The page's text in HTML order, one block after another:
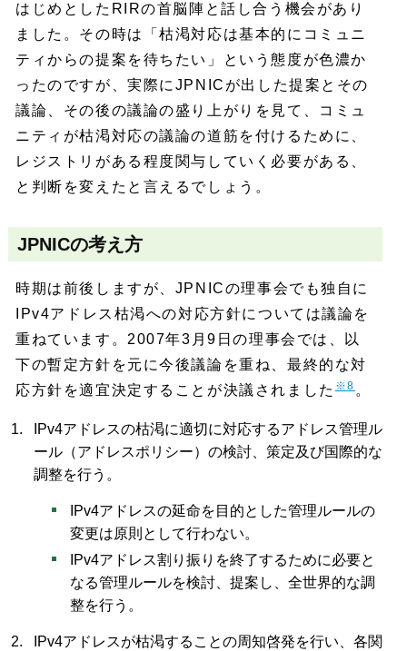
はじめとしたRIRの首脳陣と話し合う機会があり
ました。その時は「枯渇対応は基本的にコミュニ
ティからの提案を待ちたい」という態度が色濃か
ったのですが、実際にJPNICが出した提案とその
議論、その後の議論の盛り上がりを見て、コミュ
ニティが枯渇対応の議論の道筋を付けるために、
レジストリがある程度関与していく必要がある、
と判断を変えたと言えるでしょう。
JPNICの考え方
時期は前後しますが、JPNICの理事会でも独自に
IPv4アドレス枯渇への対応方針については議論を
重ねています。2007年3月9日の理事会では、以
下の暫定方針を元に今後議論を重ね、最終的な対
応方針を適宜決定することが決議されました※8。
IPv4アドレスの枯渇に適切に対応するアドレス管理ル
ール（アドレスポリシー）の検討、策定及び国際的な
調整を行う。
IPv4アドレスの延命を目的とした管理ルールの
変更は原則として行わない。
IPv4アドレス割り振りを終了するために必要と
なる管理ルールを検討、提案し、全世界的な調
整を行う。
IPv4アドレスが枯渇することの周知啓発を行い、各関